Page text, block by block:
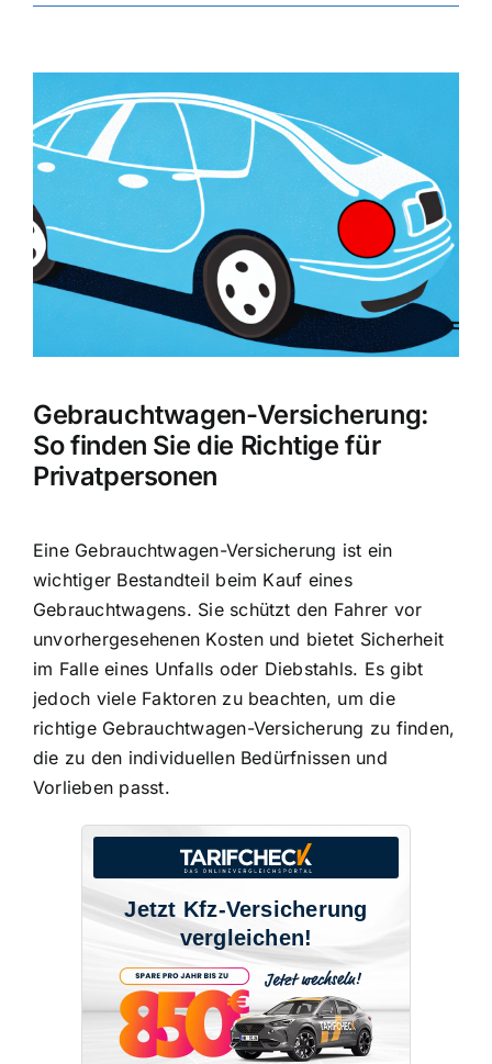
Zeige
grösseres
Bild
Gebrauchtwagen-Versicherung:
So finden Sie die Richtige für
Privatpersonen
Eine Gebrauchtwagen-Versicherung ist ein
wichtiger Bestandteil beim Kauf eines
Gebrauchtwagens. Sie schützt den Fahrer vor
unvorhergesehenen Kosten und bietet Sicherheit
im Falle eines Unfalls oder Diebstahls. Es gibt
jedoch viele Faktoren zu beachten, um die
richtige Gebrauchtwagen-Versicherung zu finden,
die zu den individuellen Bedürfnissen und
Vorlieben passt.
Jetzt Kfz-Versicherung
vergleichen!